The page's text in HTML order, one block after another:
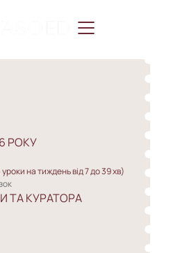
РОКУ
на тиждень від 7 до 39 хв)
ТА КУРАТОРА